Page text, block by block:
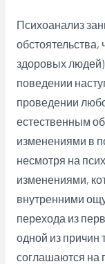
Психоанализ
обстоятельства,
здоровых
поведении
проведении
естественным
изменениями в
несмотря на
изменениями,
внутренними
перехода из
одной из причин
соглашаются на